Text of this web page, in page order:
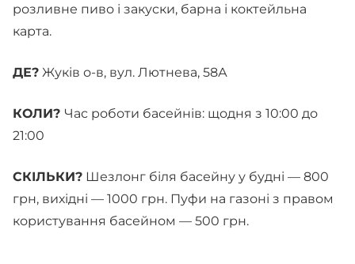
розливне пиво і закуски, барна і коктейльна
карта.
ДЕ? Жуків о-в, вул. Лютнева, 58А
КОЛИ? Час роботи басейнів: щодня з 10:00 до
21:00
СКІЛЬКИ? Шезлонг біля басейну у будні — 800
грн, вихідні — 1000 грн. Пуфи на газоні з правом
користування басейном — 500 грн.